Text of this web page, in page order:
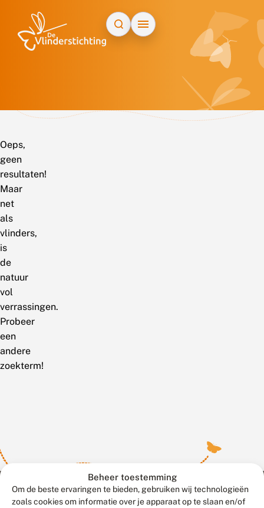
Beheer toestemming
Om de beste ervaringen te bieden, gebruiken wij technologieën
zoals cookies om informatie over je apparaat op te slaan en/of
Oeps,
geen
resultaten!
Maar
net
als
vlinders,
is
de
natuur
vol
verrassingen.
Probeer
een
andere
zoekterm!